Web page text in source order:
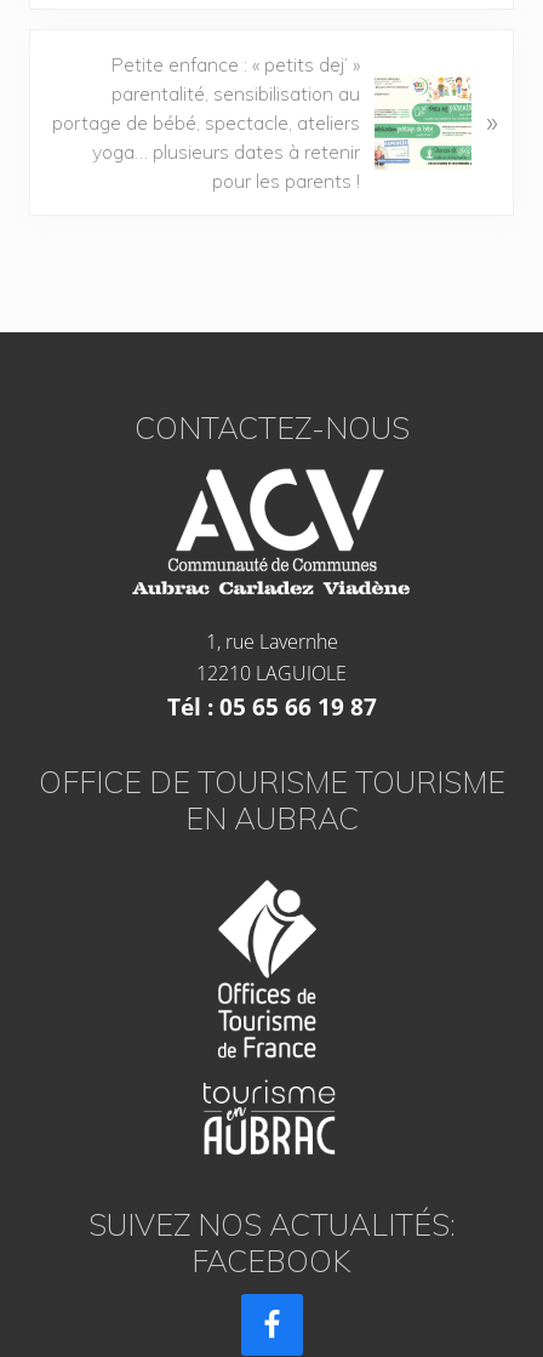
Petite enfance : « petits dej’ »
parentalité, sensibilisation au
portage de bébé, spectacle, ateliers
yoga… plusieurs dates à retenir
pour les parents !
»
CONTACTEZ-NOUS
1, rue Lavernhe
12210 LAGUIOLE
Tél : 05 65 66 19 87
OFFICE DE TOURISME TOURISME
EN AUBRAC
SUIVEZ NOS ACTUALITÉS:
FACEBOOK